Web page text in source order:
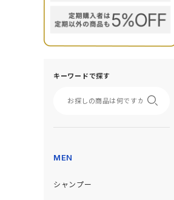
キーワードで探す
MEN
シャンプー